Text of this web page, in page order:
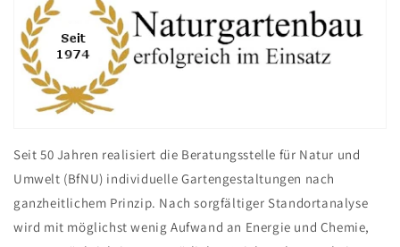
Seit 50 Jahren realisiert die Beratungsstelle für Natur und
Umwelt (BfNU) individuelle Gartengestaltungen nach
ganzheitlichem Prinzip. Nach sorgfältiger Standortanalyse
wird mit möglichst wenig Aufwand an Energie und Chemie,